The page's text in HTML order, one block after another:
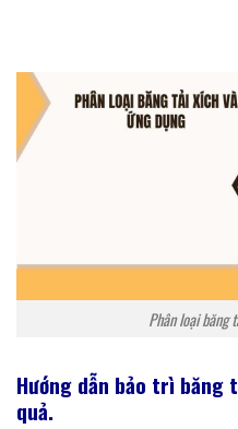
Phân loại băng
Hướng dẫn bảo trì băng
quả.